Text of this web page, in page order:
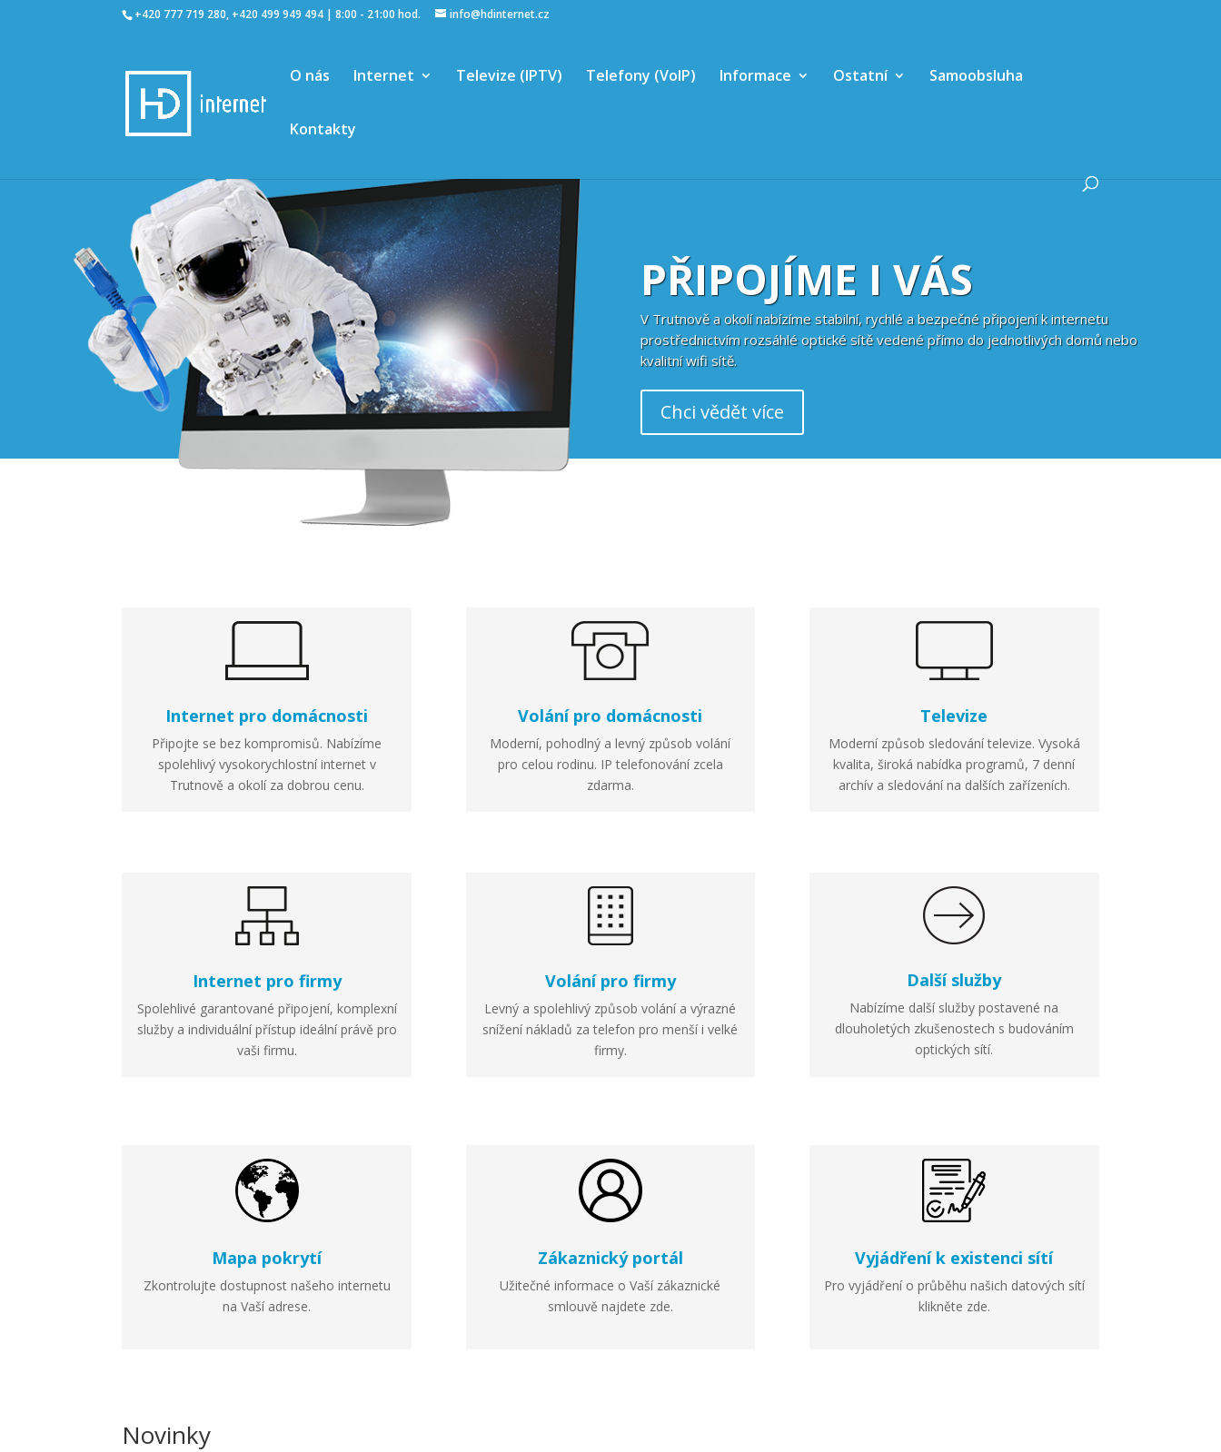
+420 777 719 280, +420 499 949 494 | 8:00 - 21:00 hod. info@hdinternet.cz
O nás Internet Televize (IPTV) Telefony (VoIP) Informace Ostatní Samoobsluha
Kontakty
PŘIPOJÍME I VÁS
V Trutnově a okolí nabízíme stabilní, rychlé a bezpečné připojení k internetu
prostřednictvím rozsáhlé optické sítě vedené přímo do jednotlivých domů nebo
kvalitní wifi sítě.
Chci vědět více
Internet pro domácnosti
Připojte se bez kompromisů. Nabízíme
spolehlivý vysokorychlostní internet v
Trutnově a okolí za dobrou cenu.
Volání pro domácnosti
Moderní, pohodlný a levný způsob volání
pro celou rodinu. IP telefonování zcela
zdarma.
Televize
Moderní způsob sledování televize. Vysoká
kvalita, široká nabídka programů, 7 denní
archív a sledování na dalších zařízeních.
Internet pro firmy
Spolehlivé garantované připojení, komplexní
služby a individuální přístup ideální právě pro
vaši firmu.
Volání pro firmy
Levný a spolehlivý způsob volání a výrazné
snížení nákladů za telefon pro menší i velké
firmy.
Další služby
Nabízíme další služby postavené na
dlouholetých zkušenostech s budováním
optických sítí.
Mapa pokrytí
Zkontrolujte dostupnost našeho internetu
na Vaší adrese.
Zákaznický portál
Užitečné informace o Vaší zákaznické
smlouvě najdete zde.
Vyjádření k existenci sítí
Pro vyjádření o průběhu našich datových sítí
klikněte zde.
Novinky